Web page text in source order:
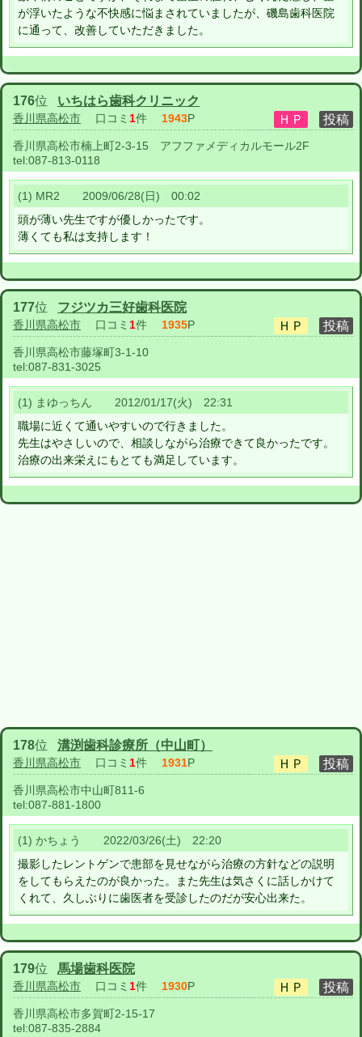
が浮いたような不快感に悩まされていましたが、磯島歯科医院
に通って、改善していただきました。
176位 いちはら歯科クリニック
香川県高松市 口コミ 1件 1943P
香川県高松市楠上町2-3-15 アフファメディカルモール2F
tel:087-813-0118
(1) MR2 2009/06/28(日) 00:02
頭が薄い先生ですが優しかったです。
薄くても私は支持します！
177位 フジツカ三好歯科医院
香川県高松市 口コミ 1件 1935P
香川県高松市藤塚町3-1-10
tel:087-831-3025
(1) まゆっちん 2012/01/17(火) 22:31
職場に近くて通いやすいので行きました。
先生はやさしいので、相談しながら治療できて良かったです。
治療の出来栄えにもとても満足しています。
178位 溝渕歯科診療所（中山町）
香川県高松市 口コミ 1件 1931P
香川県高松市中山町811-6
tel:087-881-1800
(1) かちょう 2022/03/26(土) 22:20
撮影したレントゲンで患部を見せながら治療の方針などの説明
をしてもらえたのが良かった。また先生は気さくに話しかけて
くれて、久しぶりに歯医者を受診したのだが安心出来た。
179位 馬場歯科医院
香川県高松市 口コミ 1件 1930P
香川県高松市多賀町2-15-17
tel:087-835-2884